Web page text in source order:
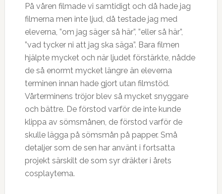
På våren filmade vi samtidigt och då hade jag
filmerna men inte ljud, då testade jag med
eleverna, ”om jag säger så här”, ”eller så här”,
”vad tycker ni att jag ska säga”. Bara filmen
hjälpte mycket och när ljudet förstärkte, nådde
de så enormt mycket längre än eleverna
terminen innan hade gjort utan filmstöd.
Vårterminens tröjor blev så mycket snyggare
och bättre. De förstod varför de inte kunde
klippa av sömsmånen, de förstod varför de
skulle lägga på sömsmån på papper. Små
detaljer som de sen har använt i fortsatta
projekt särskilt de som syr dräkter i årets
cosplaytema.